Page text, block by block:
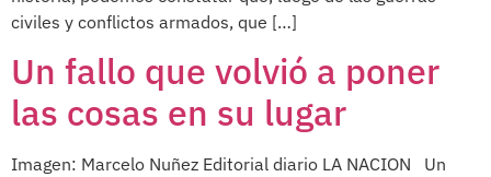
civiles y conflictos armados, que […]
Un fallo que volvió a poner
las cosas en su lugar
Imagen: Marcelo Nuñez Editorial diario LA NACION Un